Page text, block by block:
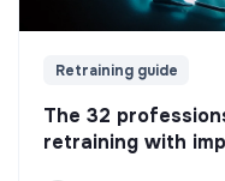
Retraining guide
The 32
retraining with